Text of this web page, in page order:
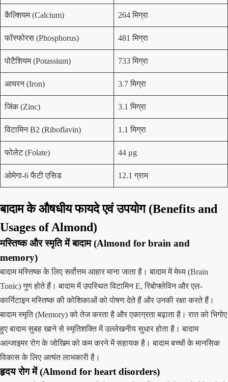
कैल्शियम (Calcium) 264 मिग्रा
फॉस्फोरस (Phosphorus) 481 मिग्रा
पोटैशियम (Potassium) 733 मिग्रा
आयरन (Iron) 3.7 मिग्रा
जिंक (Zinc) 3.1 मिग्रा
विटामिन B2 (Riboflavin) 1.1 मिग्रा
फोलेट (Folate) 44 μg
ओमेगा-6 फैटी एसिड 12.1 ग्राम
बादाम के औषधीय फायदे एवं उपयोग (Benefits and
Usages of Almond)
मस्तिष्क और स्मृति में बादाम (Almond for brain and
memory)
बादाम मस्तिष्क के लिए सर्वोत्तम आहार माना जाता है। बादाम में मेध्य (Brain
Tonic) गुण होते हैं। बादाम में उपस्थित विटामिन E, रिबोफ्लेविन और एल-
कार्निटाइन मस्तिष्क की कोशिकाओं को पोषण देते हैं और उनकी रक्षा करते हैं।
बादाम स्मृति (Memory) को तेज करता है और एकाग्रता बढ़ाता है। रात को भिगोए
हुए बादाम सुबह खाने से स्मृतिशक्ति में उल्लेखनीय सुधार होता है। बादाम
अल्जाइमर रोग के जोखिम को कम करने में सहायक है। बादाम बच्चों के मानसिक
विकास के लिए अत्यंत लाभकारी है।
हृदय रोग में (Almond for heart disorders)